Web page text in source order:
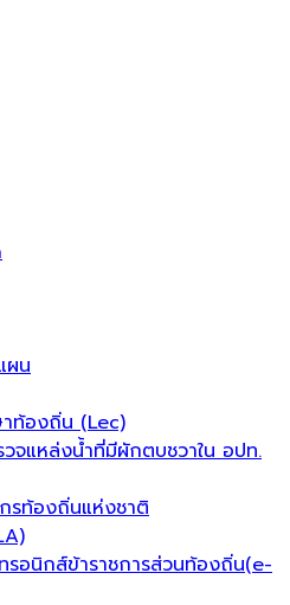
ผน
าท้องถิ่น (Lec)
วจแหล่งน้ำที่มีผักตบชวาใน อปท.
รท้องถิ่นแห่งชาติ
รอนิกส์ข้าราชการส่วนท้องถิ่น(e-